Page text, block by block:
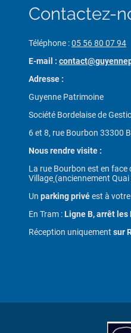
Contactez-
Téléphone :05 56 80 07 94
E-mail :
Adresse :
Guyenne Patrimoine
Société Bordelaise de
6 et 8, rue Bourbon 33300
Nous rendre visite :
La rue Bourbon est en face
Village (anciennement
Un parking privéest à
En Tram :Ligne B, arrêt les
Réception uniquement sur